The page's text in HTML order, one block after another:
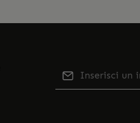
Indirizzo e-mail*